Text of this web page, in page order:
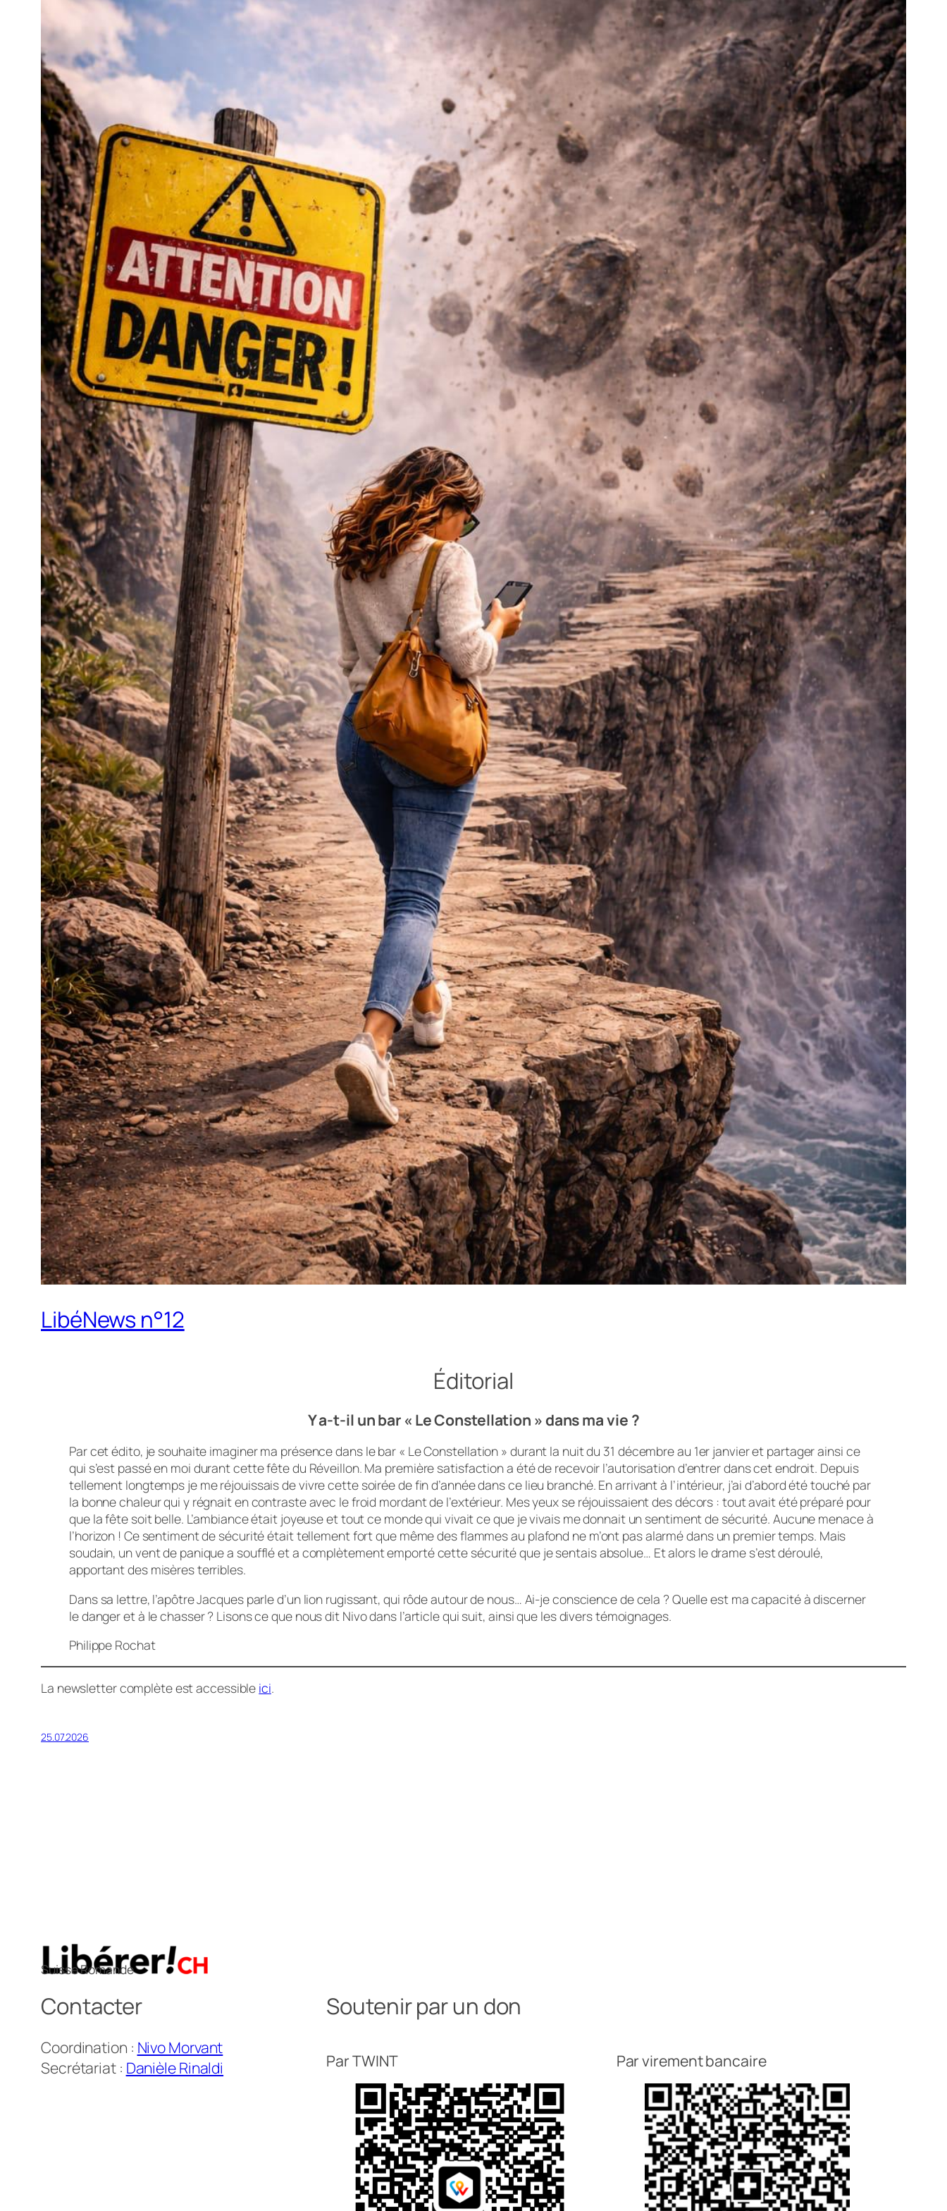
LibéNews n°12
Éditorial
Y a-t-il un bar « Le Constellation » dans ma vie ?
Par cet édito, je souhaite imaginer ma présence dans le bar « Le Constellation » durant la nuit du 31 décembre au 1er janvier et partager ainsi ce
qui s’est passé en moi durant cette fête du Réveillon. Ma première satisfaction a été de recevoir l’autorisation d’entrer dans cet endroit. Depuis
tellement longtemps je me réjouissais de vivre cette soirée de fin d’année dans ce lieu branché. En arrivant à l’intérieur, j’ai d’abord été touché par
la bonne chaleur qui y régnait en contraste avec le froid mordant de l’extérieur. Mes yeux se réjouissaient des décors : tout avait été préparé pour
que la fête soit belle. L’ambiance était joyeuse et tout ce monde qui vivait ce que je vivais me donnait un sentiment de sécurité. Aucune menace à
l’horizon ! Ce sentiment de sécurité était tellement fort que même des flammes au plafond ne m’ont pas alarmé dans un premier temps. Mais
soudain, un vent de panique a soufflé et a complètement emporté cette sécurité que je sentais absolue… Et alors le drame s’est déroulé,
apportant des misères terribles.
Dans sa lettre, l’apôtre Jacques parle d’un lion rugissant, qui rôde autour de nous… Ai-je conscience de cela ? Quelle est ma capacité à discerner
le danger et à le chasser ? Lisons ce que nous dit Nivo dans l’article qui suit, ainsi que les divers témoignages.
Philippe Rochat
La newsletter complète est accessible ici.
25.07.2026
Suisse Romande
Contacter
Coordination : Nivo Morvant
Secrétariat : Danièle Rinaldi
Soutenir par un don
Par TWINT Par virement bancaire